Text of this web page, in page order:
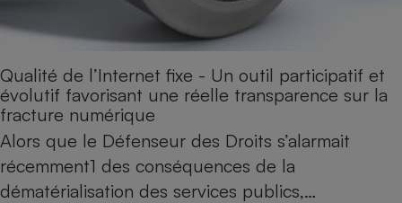
Qualité de l’Internet fixe - Un outil participatif et
évolutif favorisant une réelle transparence sur la
fracture numérique
Alors que le Défenseur des Droits s’alarmait
récemment1 des conséquences de la
dématérialisation des services publics,…